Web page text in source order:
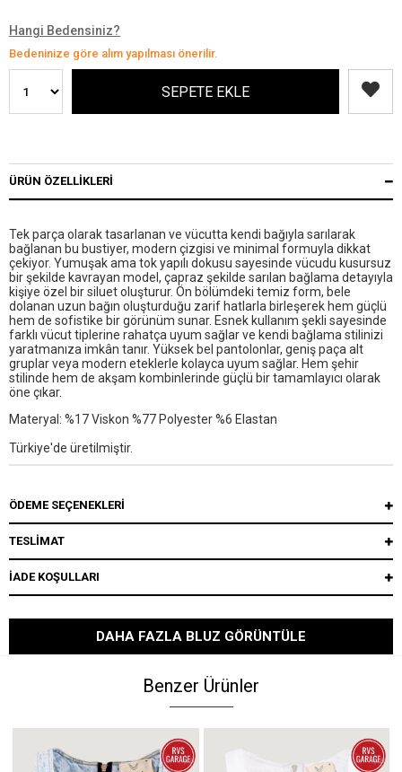
Hangi Bedensiniz?
Bedeninize göre alım yapılması önerilir.
ÜRÜN ÖZELLIKLERI
Tek parça olarak tasarlanan ve vücutta kendi bağıyla sarılarak
bağlanan bu bustiyer, modern çizgisi ve minimal formuyla dikkat
çekiyor. Yumuşak ama tok yapılı dokusu sayesinde vücudu kusursuz
bir şekilde kavrayan model, çapraz şekilde sarılan bağlama detayıyla
kişiye özel bir siluet oluşturur. Ön bölümdeki temiz form, bele
dolanan uzun bağın oluşturduğu zarif hatlarla birleşerek hem güçlü
hem de sofistike bir görünüm sunar. Esnek kullanım şekli sayesinde
farklı vücut tiplerine rahatça uyum sağlar ve kendi bağlama stilinizi
yaratmanıza imkân tanır. Yüksek bel pantolonlar, geniş paça alt
gruplar veya modern eteklerle kolayca uyum sağlar. Hem şehir
stilinde hem de akşam kombinlerinde güçlü bir tamamlayıcı olarak
öne çıkar.
Materyal: %17 Viskon %77 Polyester %6 Elastan
Türkiye'de üretilmiştir.
ÖDEME SEÇENEKLERI
TESLİMAT
İADE KOŞULLARI
DAHA FAZLA BLUZ GÖRÜNTÜLE
Benzer Ürünler